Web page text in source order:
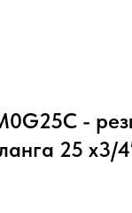
-
25 х3/